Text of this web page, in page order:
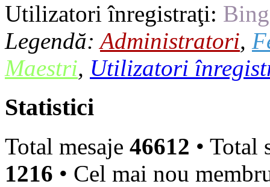
Utilizatori înregistraţi:
Legendă:Administratori,
Maestri, Utilizatori
Statistici
Total mesaje 46612 • Total
1216 • Cel mai nou